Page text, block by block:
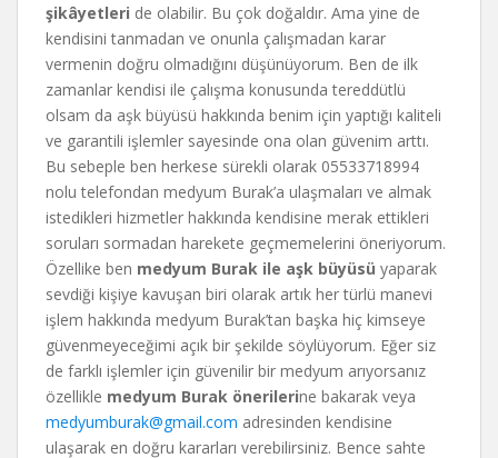
şikâyetleri de olabilir. Bu çok doğaldır. Ama yine de
kendisini tanmadan ve onunla çalışmadan karar
vermenin doğru olmadığını düşünüyorum. Ben de ilk
zamanlar kendisi ile çalışma konusunda tereddütlü
olsam da aşk büyüsü hakkında benim için yaptığı kaliteli
ve garantili işlemler sayesinde ona olan güvenim arttı.
Bu sebeple ben herkese sürekli olarak 05533718994
nolu telefondan medyum Burak’a ulaşmaları ve almak
istedikleri hizmetler hakkında kendisine merak ettikleri
soruları sormadan harekete geçmemelerini öneriyorum.
Özellike ben medyum Burak ile aşk büyüsü yaparak
sevdiği kişiye kavuşan biri olarak artık her türlü manevi
işlem hakkında medyum Burak’tan başka hiç kimseye
güvenmeyeceğimi açık bir şekilde söylüyorum. Eğer siz
de farklı işlemler için güvenilir bir medyum arıyorsanız
özellikle medyum Burak önerilerine bakarak veya
medyumburak@gmail.com adresinden kendisine
ulaşarak en doğru kararları verebilirsiniz. Bence sahte